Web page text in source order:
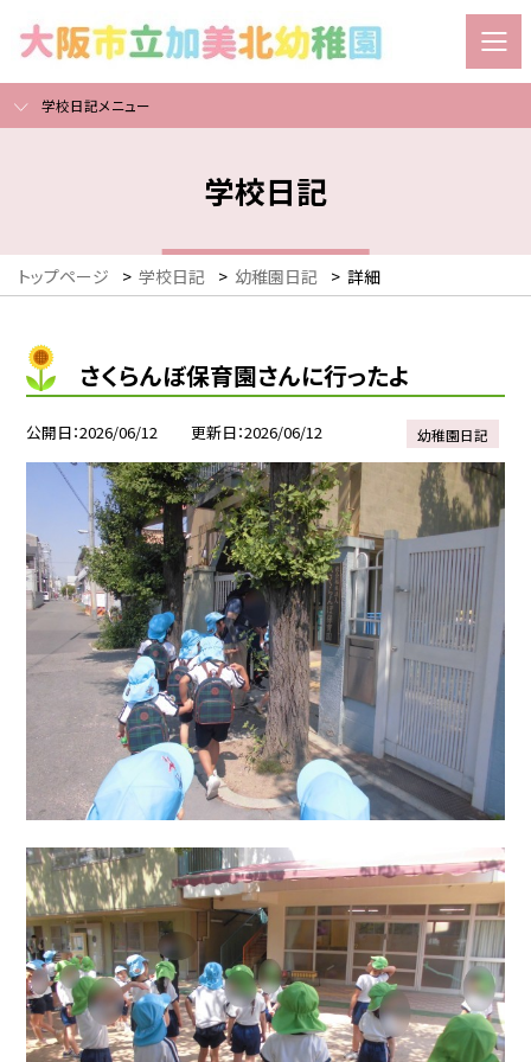
学校日記メニュー
学校日記
トップページ > 学校日記 > 幼稚園日記 > 詳細
さくらんぼ保育園さんに行ったよ
公開日 2026/06/12 更新日 2026/06/12 幼稚園日記